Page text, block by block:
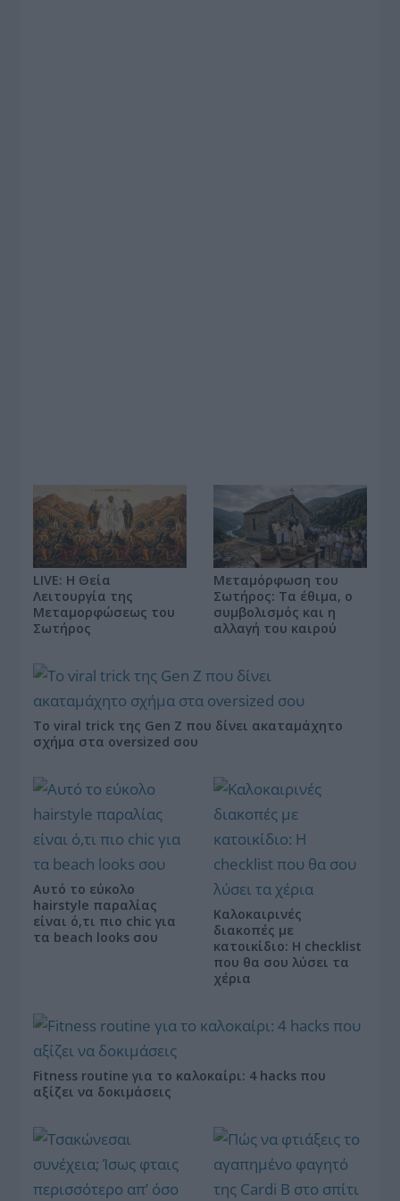
LIVE: Η Θεία
Λειτουργία της
Μεταμορφώσεως του
Σωτήρος
Μεταμόρφωση του
Σωτήρος: Τα έθιμα, ο
συμβολισμός και η
αλλαγή του καιρού
Το viral trick της Gen Z που δίνει ακαταμάχητο
σχήμα στα oversized σου
Αυτό το εύκολο
hairstyle παραλίας
είναι ό,τι πιο chic για
τα beach looks σου
Καλοκαιρινές
διακοπές με
κατοικίδιο: Η checklist
που θα σου λύσει τα
χέρια
Fitness routine για το καλοκαίρι: 4 hacks που
αξίζει να δοκιμάσεις